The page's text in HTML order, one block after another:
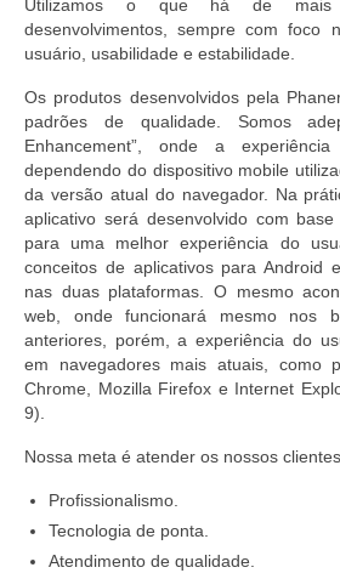
Utilizamos o que há de mais
desenvolvimentos, sempre com foco
usuário, usabilidade e estabilidade.
Os produtos desenvolvidos pela
padrões de qualidade. Somos
Enhancement”, onde a
dependendo do dispositivo mobile
da versão atual do navegador. Na
aplicativo será desenvolvido com
para uma melhor experiência do
conceitos de aplicativos para Android
nas duas plataformas. O mesmo
web, onde funcionará mesmo nos
anteriores, porém, a experiência do
em navegadores mais atuais, como
Chrome, Mozilla Firefox e Internet
9).
Nossa meta é atender os nossos
Profissionalismo.
Tecnologia de ponta.
Atendimento de qualidade.